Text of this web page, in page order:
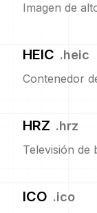
Imagen de
HEIC .heic
Contenedor
HRZ .hrz
Televisión de
ICO .ico